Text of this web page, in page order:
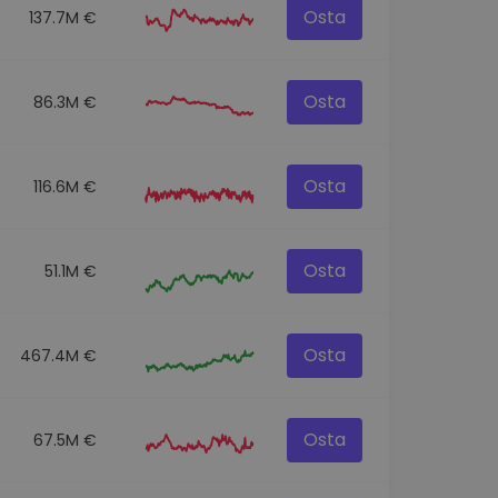
137.7M € Osta
86.3M € Osta
116.6M € Osta
51.1M € Osta
467.4M € Osta
67.5M € Osta